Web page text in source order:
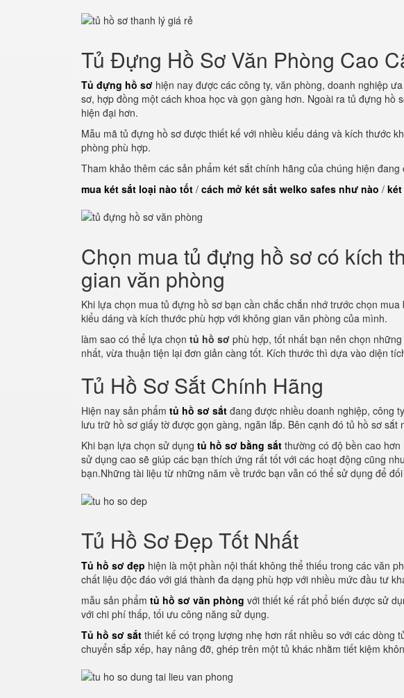
Tủ Đựng Hồ Sơ Văn Phòng Cao
Tủ đựng hồ sơ hiện nay được các công ty, văn phòng, doanh nghiệp
sơ, hợp đồng một cách khoa học và gọn gàng hơn. Ngoài ra tủ đựng hồ
hiện đại hơn.
Mẫu mã tủ đựng hồ sơ được thiết kế với nhiều kiểu dáng và kích thước
phòng phù hợp.
Tham khảo thêm các sản phẩm két sắt chính hãng của chúng hiện
mua két sắt loại nào tốt / cách mở két sắt welko safes như nào /
Chọn mua tủ đựng hồ sơ có kích
gian văn phòng
Khi lựa chọn mua tủ đựng hồ sơ bạn cần chắc chắn nhớ trước chọn
kiểu dáng và kích thước phù hợp với không gian văn phòng của mình.
làm sao có thể lựa chọn tủ hồ sơ phù hợp, tốt nhất bạn nên chọn
nhất, vừa thuận tiện lại đơn giản càng tốt. Kích thước thì dựa vào diện
Tủ Hồ Sơ Sắt Chính Hãng
Hiện nay sản phẩm tủ hồ sơ sắt đang được nhiều doanh nghiệp, công
lưu trữ hồ sơ giấy tờ được gọn gàng, ngăn lắp. Bên cạnh đó tủ hồ sơ
Khi bạn lựa chọn sử dụng tủ hồ sơ bằng sắt thường có độ bền cao
sử dụng cao sẽ giúp các bạn thích ứng rất tốt với các hoạt động cũng
bạn.Những tài liệu từ những năm về trước bạn vẫn có thể sử dụng để
Tủ Hồ Sơ Đẹp Tốt Nhất
Tủ hồ sơ đẹp hiện là một phần nội thất không thể thiếu trong các văn
chất liệu độc đáo với giá thành đa dạng phù hợp với nhiều mức đầu tư
mẫu sản phẩm tủ hồ sơ văn phòng với thiết kế rất phổ biến được sử
với chi phí thấp, tối ưu công năng sử dụng.
Tủ hồ sơ sắt thiết kế có trọng lượng nhẹ hơn rất nhiều so với các dòng
chuyển sắp xếp, hay nâng đỡ, ghép trên một tủ khác nhằm tiết kiệm